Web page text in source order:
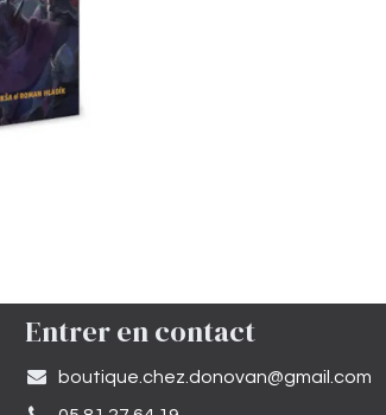
Entrer en contact
​boutique.chez.donovan@gmail.com​